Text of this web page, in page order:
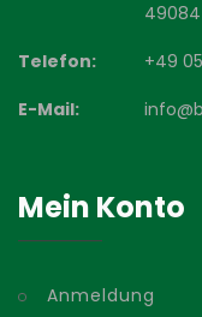
Telefon:
+49
E-Mail:
Mein Konto
Anmeldung